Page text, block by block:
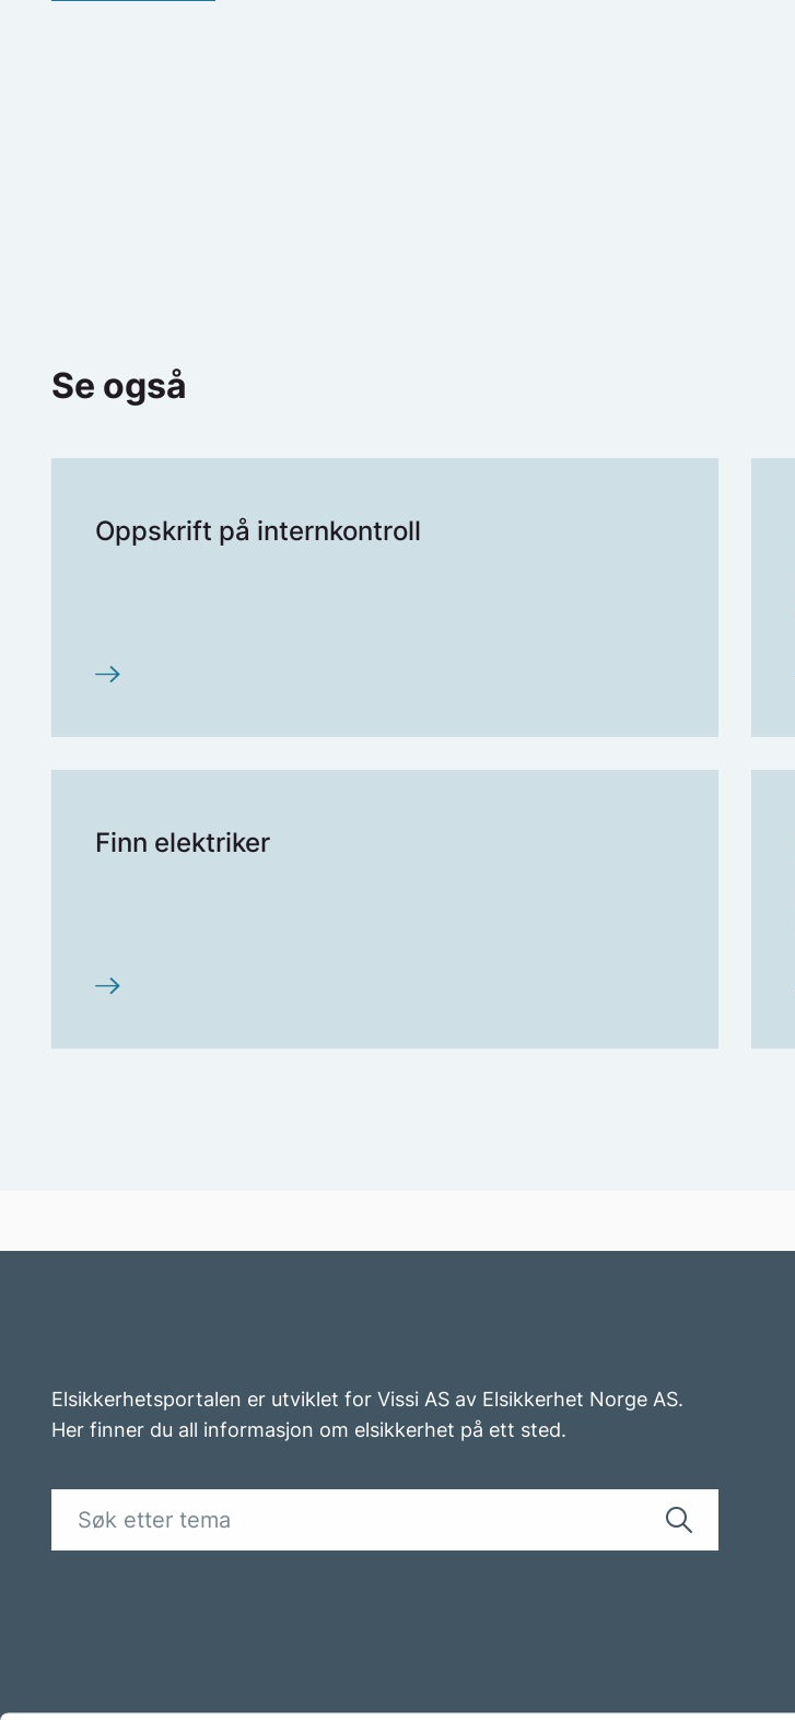
Se også
Oppskrift på internkontroll
Finn elektriker
Elsikkerhetsportalen er utviklet for Vissi AS av Elsikkerhet Norge AS.
Her finner du all informasjon om elsikkerhet på ett sted.